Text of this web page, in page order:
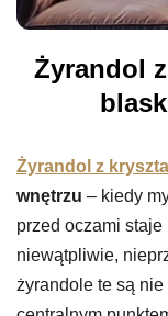
Żyrandol
Żyrandol z
wnętrzu – kiedy
przed oczami
niewątpliwie,
żyrandole te są nie